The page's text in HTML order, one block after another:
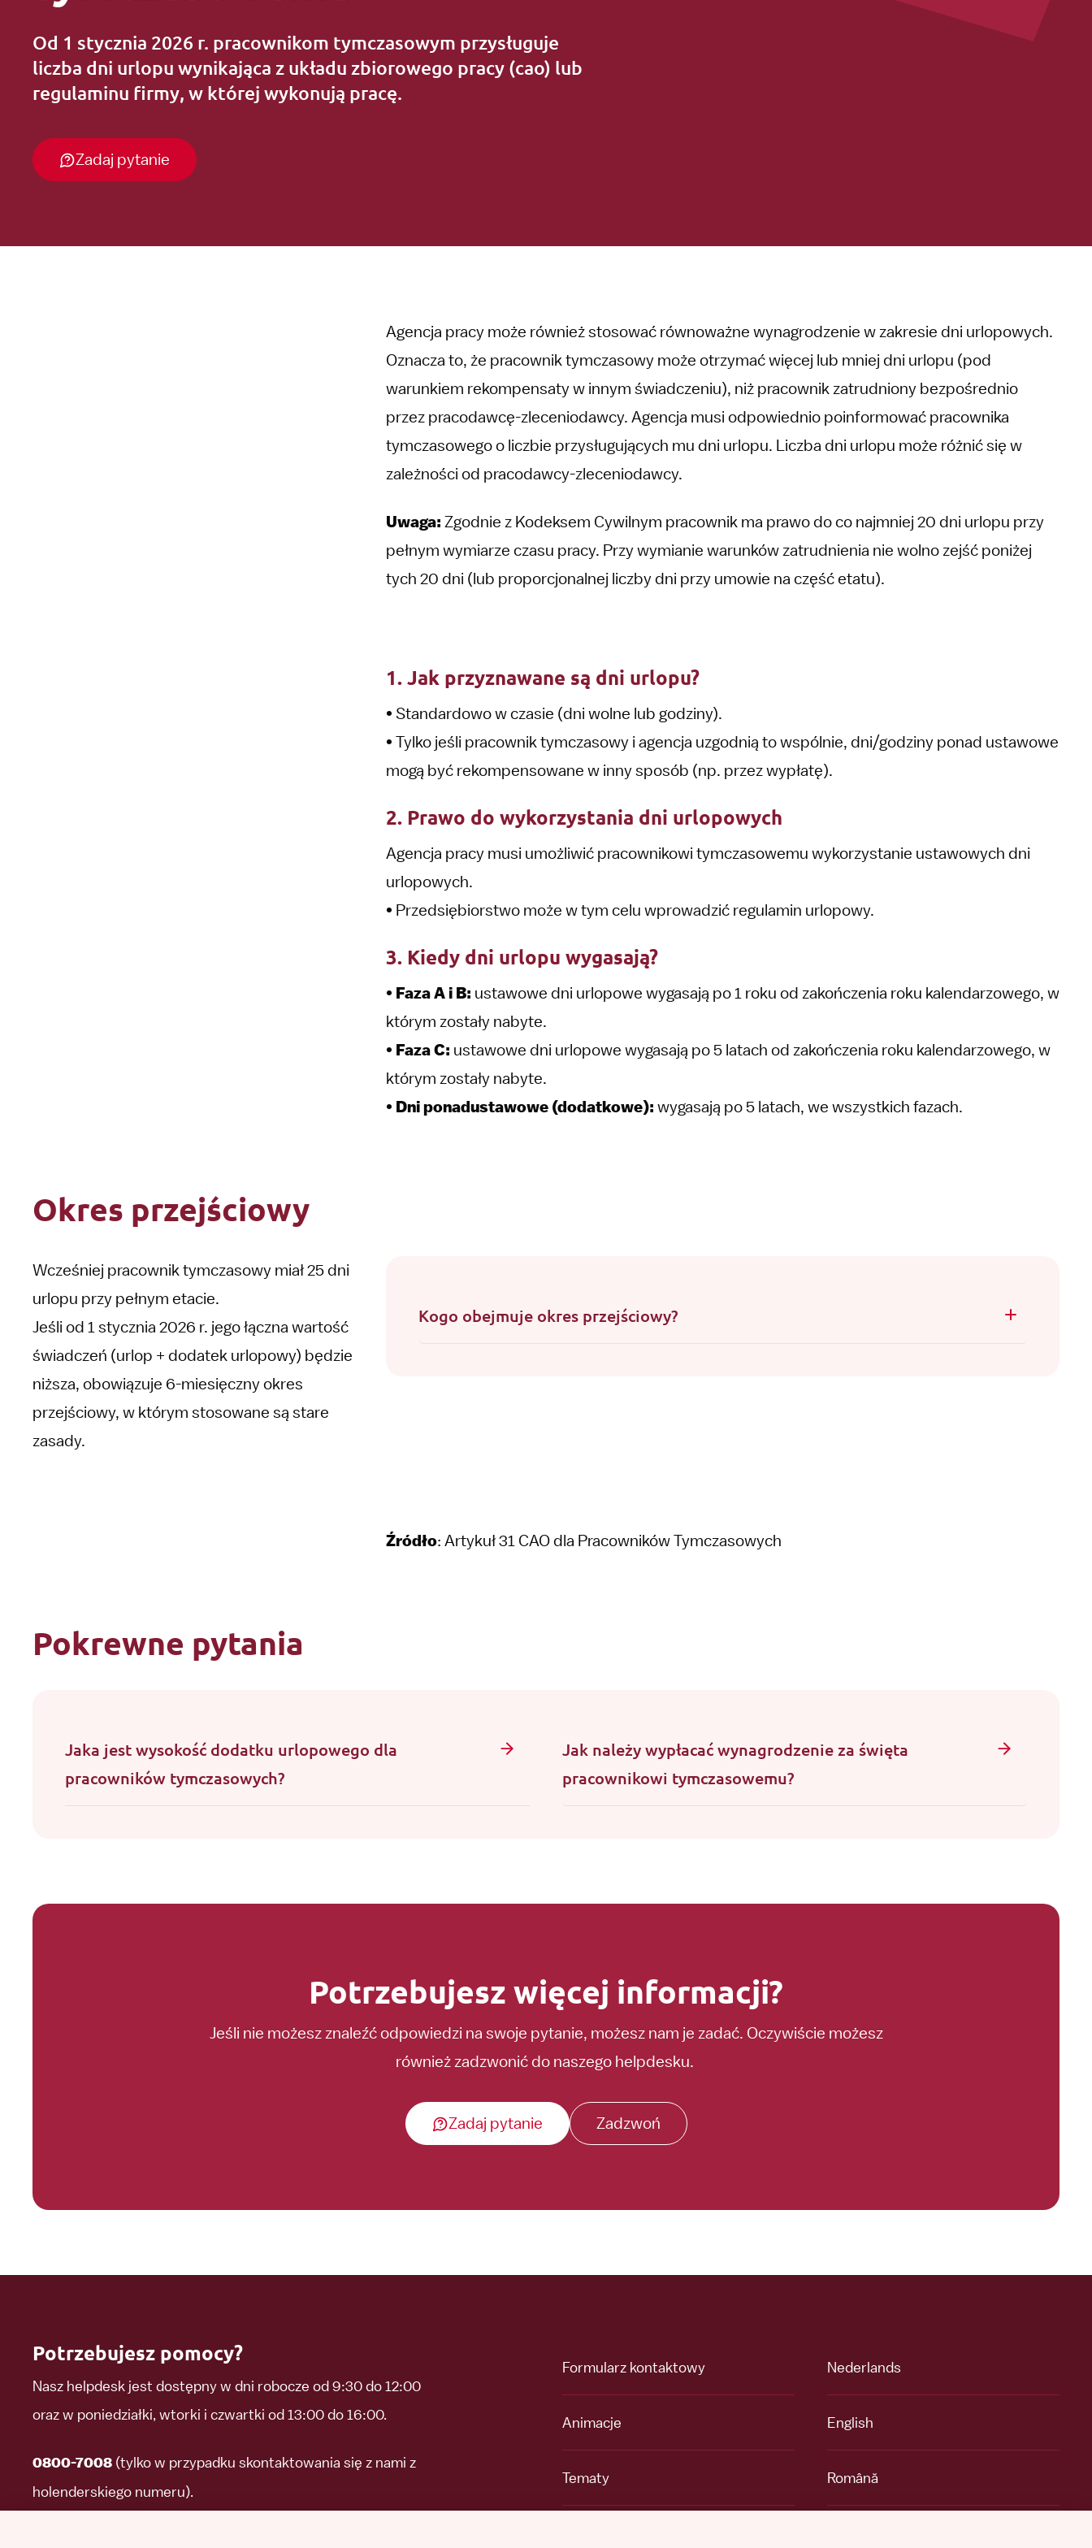
Od 1 stycznia 2026 r. pracownikom tymczasowym przysługuje
liczba dni urlopu wynikająca z układu zbiorowego pracy (cao) lub
regulaminu firmy, w której wykonują pracę.
Zadaj pytanie
Agencja pracy może również stosować równoważne wynagrodzenie w zakresie dni urlopowych.
Oznacza to, że pracownik tymczasowy może otrzymać więcej lub mniej dni urlopu (pod
warunkiem rekompensaty w innym świadczeniu), niż pracownik zatrudniony bezpośrednio
przez pracodawcę-zleceniodawcy. Agencja musi odpowiednio poinformować pracownika
tymczasowego o liczbie przysługujących mu dni urlopu. Liczba dni urlopu może różnić się w
zależności od pracodawcy-zleceniodawcy.
Uwaga: Zgodnie z Kodeksem Cywilnym pracownik ma prawo do co najmniej 20 dni urlopu przy
pełnym wymiarze czasu pracy. Przy wymianie warunków zatrudnienia nie wolno zejść poniżej
tych 20 dni (lub proporcjonalnej liczby dni przy umowie na część etatu).
1. Jak przyznawane są dni urlopu?
• Standardowo w czasie (dni wolne lub godziny).
• Tylko jeśli pracownik tymczasowy i agencja uzgodnią to wspólnie, dni/godziny ponad ustawowe
mogą być rekompensowane w inny sposób (np. przez wypłatę).
2. Prawo do wykorzystania dni urlopowych
Agencja pracy musi umożliwić pracownikowi tymczasowemu wykorzystanie ustawowych dni
urlopowych.
• Przedsiębiorstwo może w tym celu wprowadzić regulamin urlopowy.
3. Kiedy dni urlopu wygasają?
• Faza A i B: ustawowe dni urlopowe wygasają po 1 roku od zakończenia roku kalendarzowego, w
którym zostały nabyte.
• Faza C: ustawowe dni urlopowe wygasają po 5 latach od zakończenia roku kalendarzowego, w
którym zostały nabyte.
• Dni ponadustawowe (dodatkowe): wygasają po 5 latach, we wszystkich fazach.
Okres przejściowy
Wcześniej pracownik tymczasowy miał 25 dni
urlopu przy pełnym etacie.
Jeśli od 1 stycznia 2026 r. jego łączna wartość
świadczeń (urlop + dodatek urlopowy) będzie
niższa, obowiązuje 6-miesięczny okres
przejściowy, w którym stosowane są stare
zasady.
Kogo obejmuje okres przejściowy?
Źródło: Artykuł 31 CAO dla Pracowników Tymczasowych
Pokrewne pytania
Jaka jest wysokość dodatku urlopowego dla
pracowników tymczasowych?
Jak należy wypłacać wynagrodzenie za święta
pracownikowi tymczasowemu?
Potrzebujesz więcej informacji?
Jeśli nie możesz znaleźć odpowiedzi na swoje pytanie, możesz nam je zadać. Oczywiście możesz
również zadzwonić do naszego helpdesku.
Zadaj pytanie Zadzwoń
Potrzebujesz pomocy?
Nasz helpdesk jest dostępny w dni robocze od 9:30 do 12:00
oraz w poniedziałki, wtorki i czwartki od 13:00 do 16:00.
0800-7008 (tylko w przypadku skontaktowania się z nami z
holenderskiego numeru).
Formularz kontaktowy
Animacje
Tematy
Nederlands
English
Română